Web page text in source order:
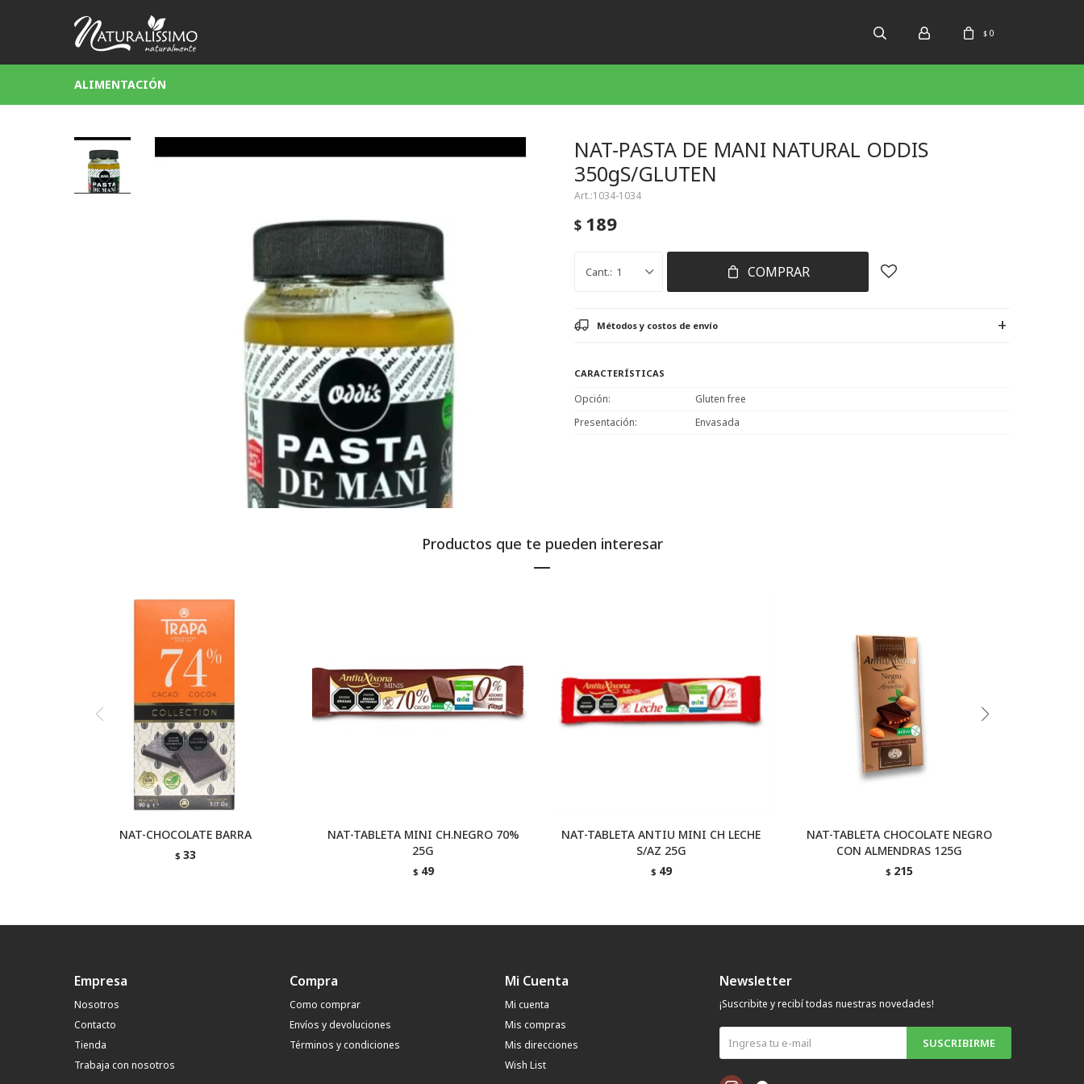
ALIMENTACIÓN
$ 0
NAT-PASTA DE MANI NATURAL ODDIS
350gS/GLUTEN
1034-1034
$ 189
1 COMPRAR
Métodos y costos de envío
CARACTERÍSTICAS
Opción
Gluten free
Presentación
Envasada
Productos que te pueden interesar
NAT-CHOCOLATE BARRA
$ 33
NAT-TABLETA MINI CH.NEGRO 70%
25G
$ 49
NAT-TABLETA ANTIU MINI CH LECHE
S/AZ 25G
$ 49
NAT-TABLETA CHOCOLATE NEGRO
CON ALMENDRAS 125G
$ 215
Empresa
Nosotros
Contacto
Tienda
Trabaja con nosotros
Compra
Como comprar
Envíos y devoluciones
Términos y condiciones
Mi Cuenta
Mi cuenta
Mis compras
Mis direcciones
Wish List
Newsletter
¡Suscribite y recibí todas nuestras novedades!
SUSCRIBIRME